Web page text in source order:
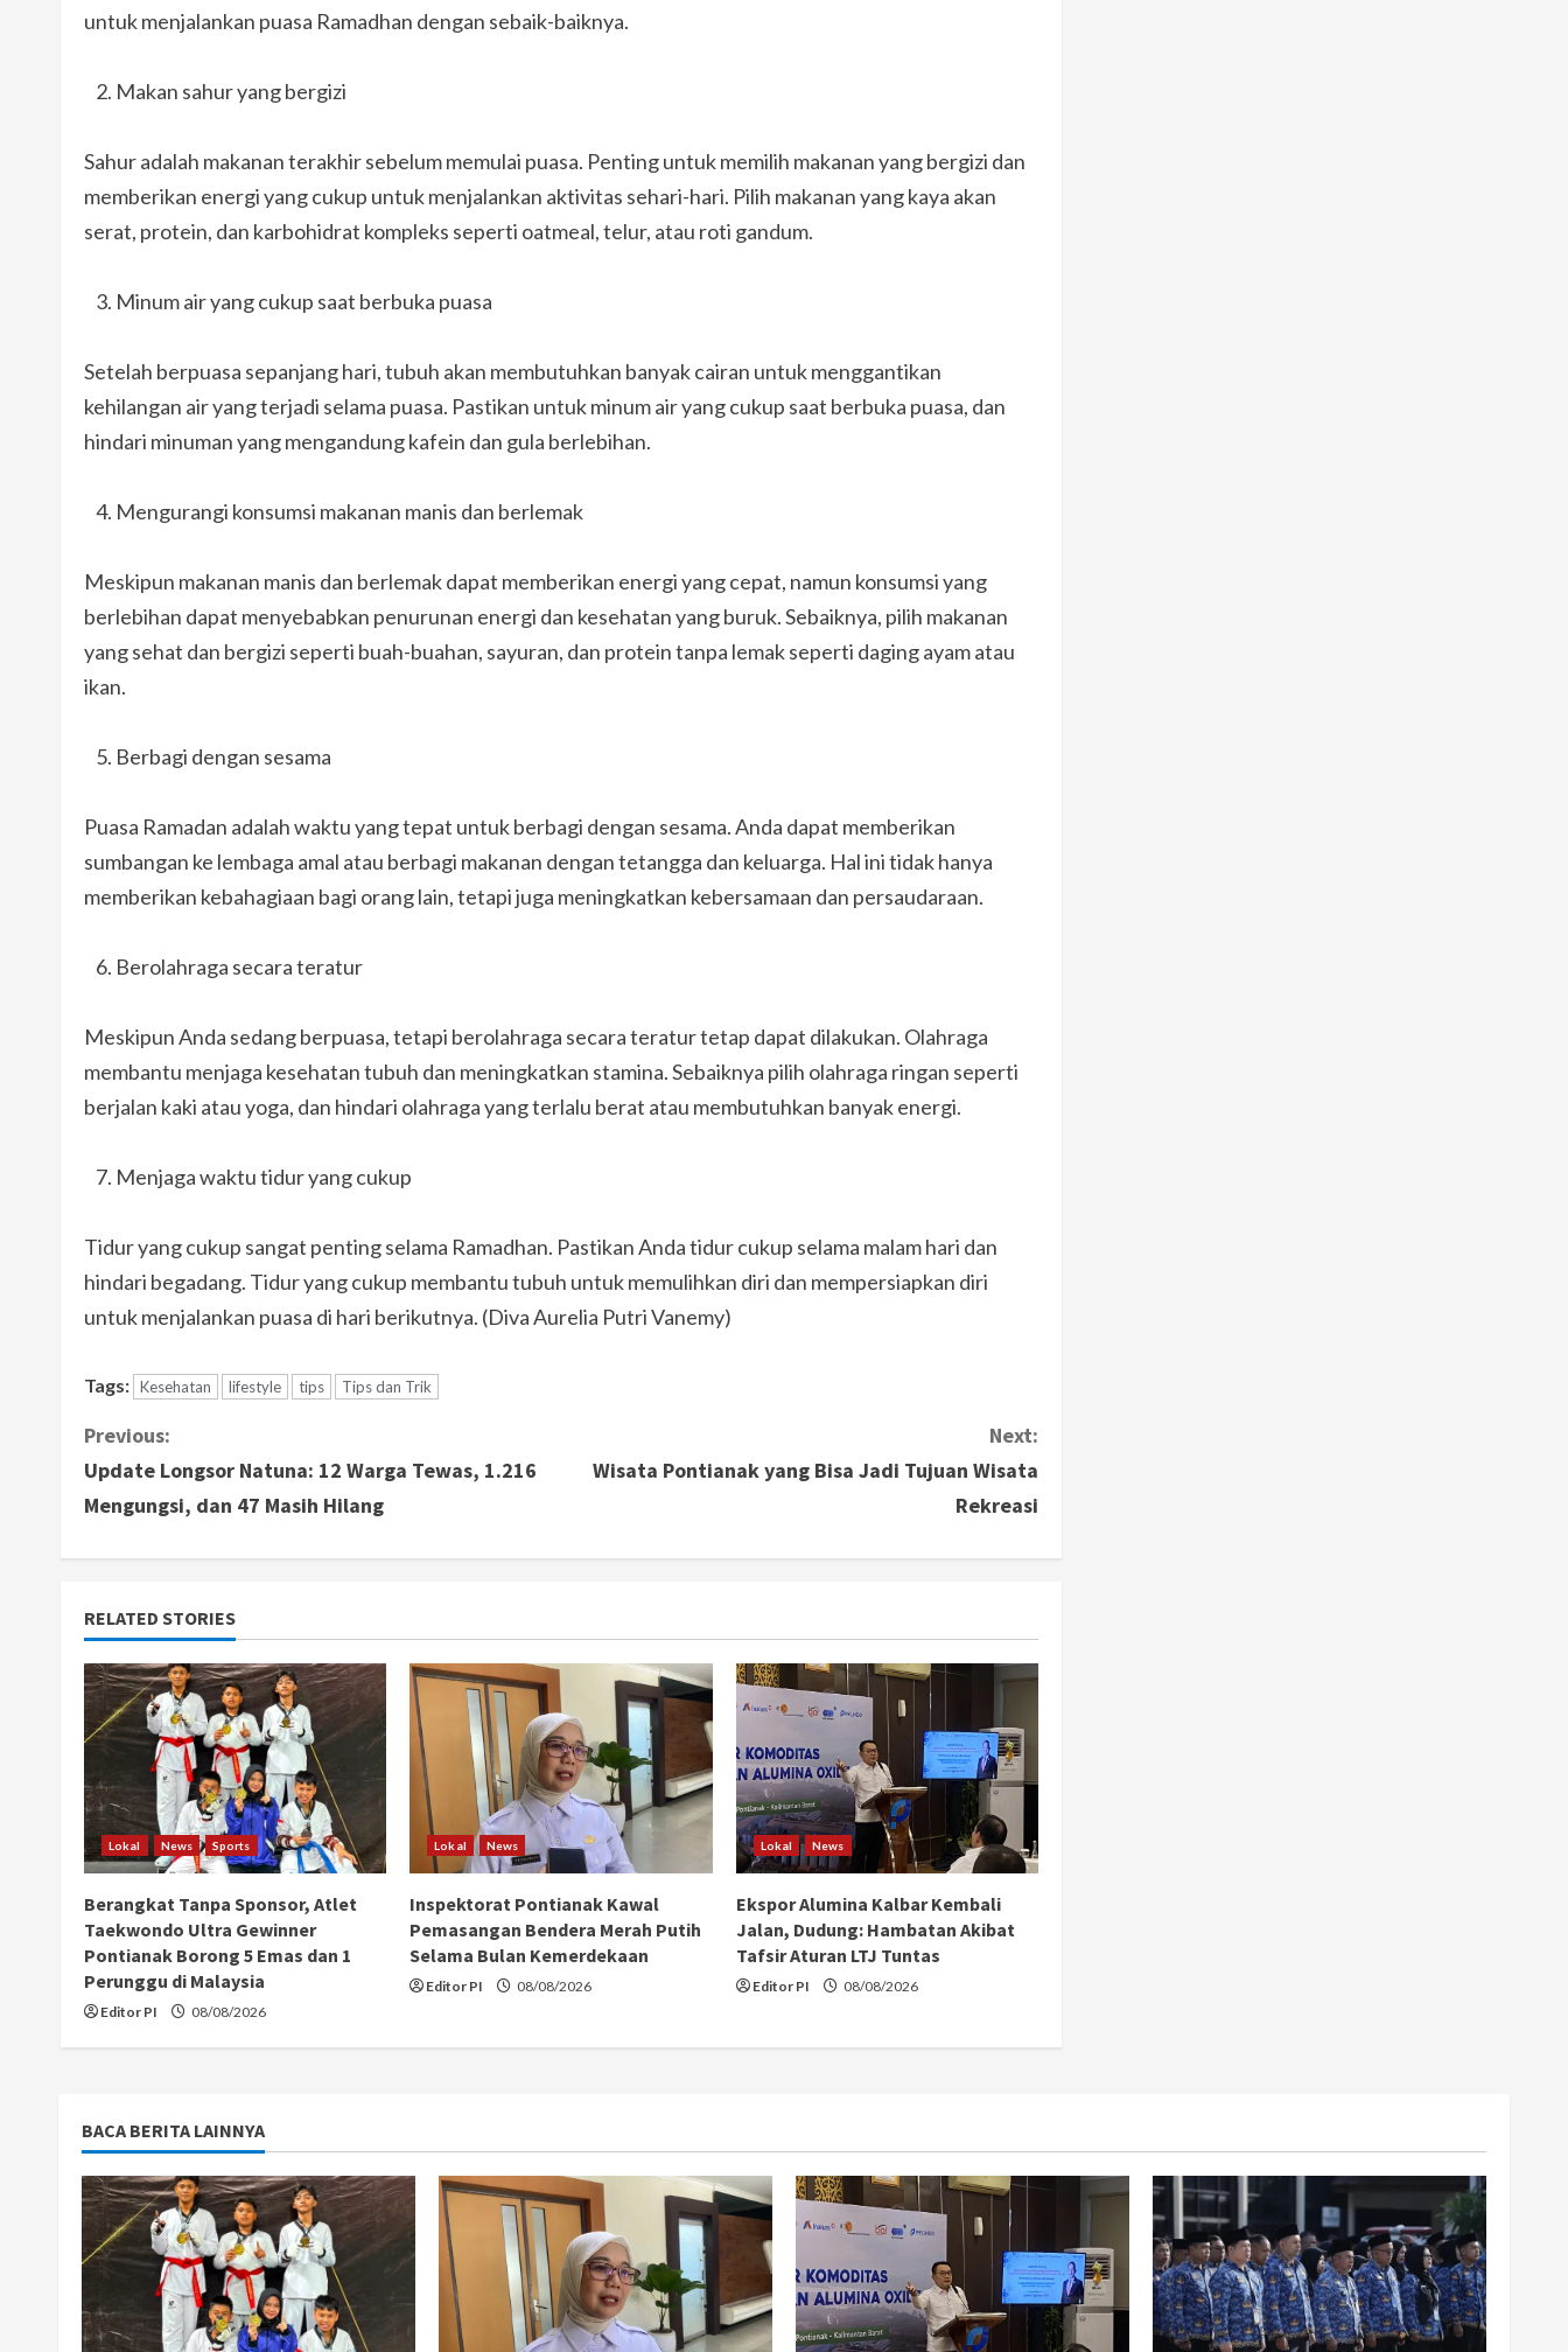
untuk menjalankan puasa Ramadhan dengan sebaik-baiknya.
Makan sahur yang bergizi
Sahur adalah makanan terakhir sebelum memulai puasa. Penting untuk memilih makanan yang bergizi dan
memberikan energi yang cukup untuk menjalankan aktivitas sehari-hari. Pilih makanan yang kaya akan
serat, protein, dan karbohidrat kompleks seperti oatmeal, telur, atau roti gandum.
Minum air yang cukup saat berbuka puasa
Setelah berpuasa sepanjang hari, tubuh akan membutuhkan banyak cairan untuk menggantikan
kehilangan air yang terjadi selama puasa. Pastikan untuk minum air yang cukup saat berbuka puasa, dan
hindari minuman yang mengandung kafein dan gula berlebihan.
Mengurangi konsumsi makanan manis dan berlemak
Meskipun makanan manis dan berlemak dapat memberikan energi yang cepat, namun konsumsi yang
berlebihan dapat menyebabkan penurunan energi dan kesehatan yang buruk. Sebaiknya, pilih makanan
yang sehat dan bergizi seperti buah-buahan, sayuran, dan protein tanpa lemak seperti daging ayam atau
ikan.
Berbagi dengan sesama
Puasa Ramadan adalah waktu yang tepat untuk berbagi dengan sesama. Anda dapat memberikan
sumbangan ke lembaga amal atau berbagi makanan dengan tetangga dan keluarga. Hal ini tidak hanya
memberikan kebahagiaan bagi orang lain, tetapi juga meningkatkan kebersamaan dan persaudaraan.
Berolahraga secara teratur
Meskipun Anda sedang berpuasa, tetapi berolahraga secara teratur tetap dapat dilakukan. Olahraga
membantu menjaga kesehatan tubuh dan meningkatkan stamina. Sebaiknya pilih olahraga ringan seperti
berjalan kaki atau yoga, dan hindari olahraga yang terlalu berat atau membutuhkan banyak energi.
Menjaga waktu tidur yang cukup
Tidur yang cukup sangat penting selama Ramadhan. Pastikan Anda tidur cukup selama malam hari dan
hindari begadang. Tidur yang cukup membantu tubuh untuk memulihkan diri dan mempersiapkan diri
untuk menjalankan puasa di hari berikutnya. (Diva Aurelia Putri Vanemy)
Tags: Kesehatan lifestyle tips Tips dan Trik
C
o
i
n
u
e
R
e
a
d
i
g
Previous:
Update Longsor Natuna: 12 Warga Tewas, 1.216
Mengungsi, dan 47 Masih Hilang
Next:
Wisata Pontianak yang Bisa Jadi Tujuan Wisata
Rekreasi
RELATED STORIES
Lokal News Sports
Berangkat Tanpa Sponsor, Atlet
Taekwondo Ultra Gewinner
Pontianak Borong 5 Emas dan 1
Perunggu di Malaysia
Editor PI 08/08/2026
Lokal News
Inspektorat Pontianak Kawal
Pemasangan Bendera Merah Putih
Selama Bulan Kemerdekaan
Editor PI 08/08/2026
Lokal News
Ekspor Alumina Kalbar Kembali
Jalan, Dudung: Hambatan Akibat
Tafsir Aturan LTJ Tuntas
Editor PI 08/08/2026
BACA BERITA LAINNYA